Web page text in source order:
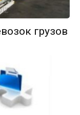
грузов